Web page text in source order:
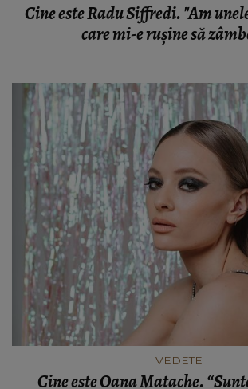
Cine este Radu Siffredi. "Am
care mi-e rușine să
VEDETE
Cine este Oana Matache.